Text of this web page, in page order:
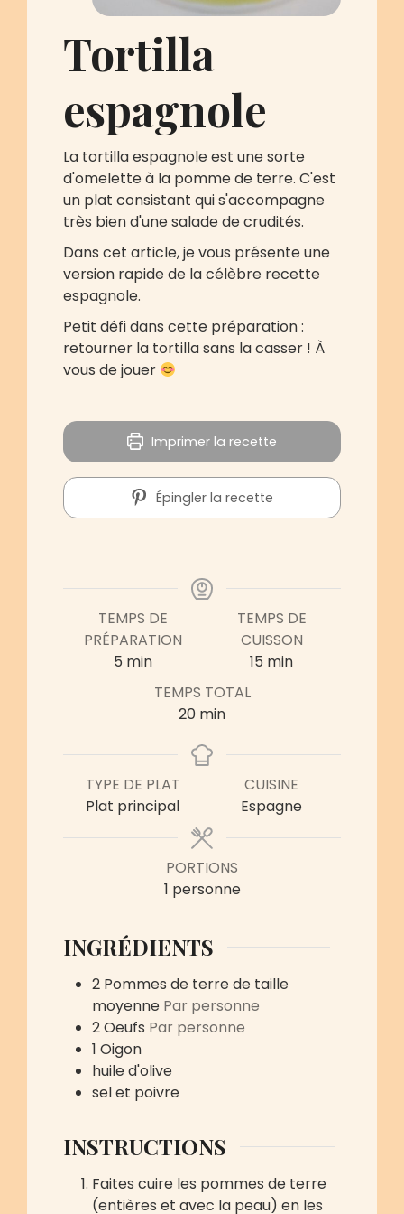
Tortilla
espagnole
La tortilla espagnole est une sorte
d'omelette à la pomme de terre. C'est
un plat consistant qui s'accompagne
très bien d'une salade de crudités.
Dans cet article, je vous présente une
version rapide de la célèbre recette
espagnole.
Petit défi dans cette préparation :
retourner la tortilla sans la casser ! À
vous de jouer
Imprimer la recette
Épingler la recette
TEMPS DE
PRÉPARATION
5 min
TEMPS DE
CUISSON
15 min
TEMPS TOTAL
20 min
TYPE DE PLAT
Plat principal
CUISINE
Espagne
PORTIONS
1 personne
INGRÉDIENTS
2 Pommes de terre de taille
moyenne Par personne
2Oeufs Par personne
1 Oigon
huile d'olive
sel et poivre
INSTRUCTIONS
Faites cuire les pommes de terre
(entières et avec la peau) en les